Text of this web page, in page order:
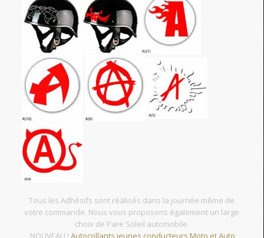
Tous les Adhésifs sont réalisés dans la journée même de
votre commande. Nous vous proposons également un large
choix de Pare Soleil automobile.